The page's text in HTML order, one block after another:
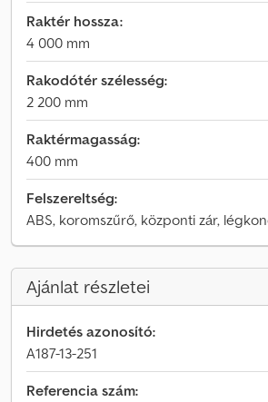
Raktér hossza:
4 000 mm
Rakodótér szélesség:
2 200 mm
Raktérmagasság:
400 mm
Felszereltség:
ABS, koromszűrő, központi zár,
Ajánlat részletei
Hirdetés azonosító:
A187-13-251
Referencia szám: